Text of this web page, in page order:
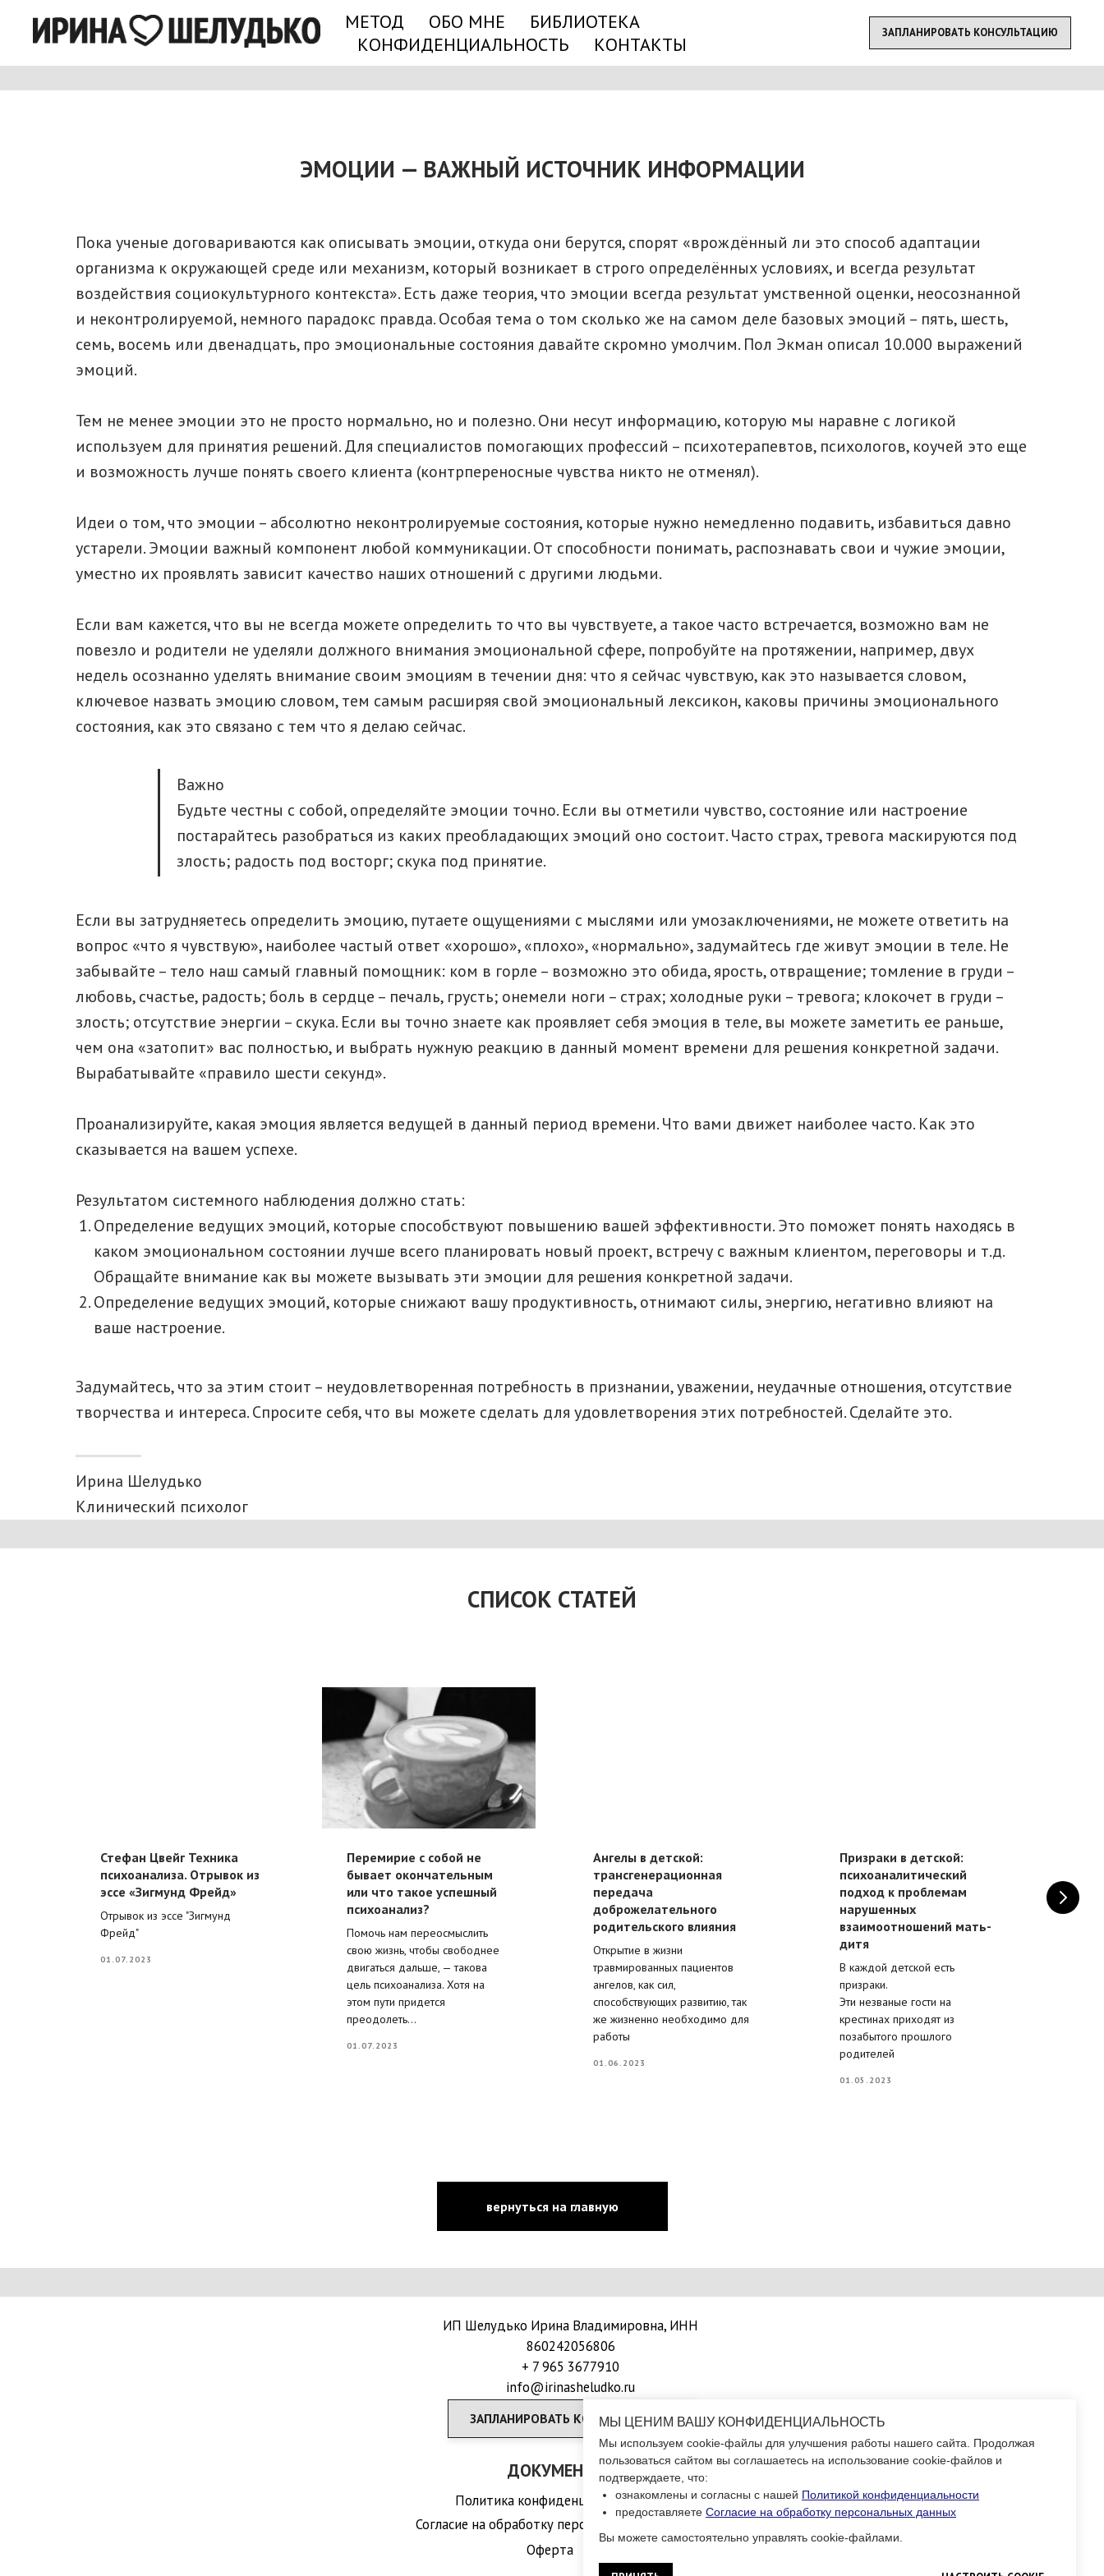
МЕТОД ОБО МНЕ
БИБЛИОТЕКА
КОНФИДЕНЦИАЛЬНОСТЬ
КОНТАКТЫ
ЗАПЛАНИРОВАТЬ КОНСУЛЬТАЦИЮ
ЭМОЦИИ — ВАЖНЫЙ ИСТОЧНИК ИНФОРМАЦИИ
Пока ученые договариваются как описывать эмоции, откуда они берутся, спорят «врождённый ли это способ адаптации
организма к окружающей среде или механизм, который возникает в строго определённых условиях, и всегда результат
воздействия социокультурного контекста». Есть даже теория, что эмоции всегда результат умственной оценки, неосознанной
и неконтролируемой, немного парадокс правда. Особая тема о том сколько же на самом деле базовых эмоций – пять, шесть,
семь, восемь или двенадцать, про эмоциональные состояния давайте скромно умолчим. Пол Экман описал 10.000 выражений
эмоций.
Тем не менее эмоции это не просто нормально, но и полезно. Они несут информацию, которую мы наравне с логикой
используем для принятия решений. Для специалистов помогающих профессий – психотерапевтов, психологов, коучей это еще
и возможность лучше понять своего клиента (контрпереносные чувства никто не отменял).
Идеи о том, что эмоции – абсолютно неконтролируемые состояния, которые нужно немедленно подавить, избавиться давно
устарели. Эмоции важный компонент любой коммуникации. От способности понимать, распознавать свои и чужие эмоции,
уместно их проявлять зависит качество наших отношений с другими людьми.
Если вам кажется, что вы не всегда можете определить то что вы чувствуете, а такое часто встречается, возможно вам не
повезло и родители не уделяли должного внимания эмоциональной сфере, попробуйте на протяжении, например, двух
недель осознанно уделять внимание своим эмоциям в течении дня: что я сейчас чувствую, как это называется словом,
ключевое назвать эмоцию словом, тем самым расширяя свой эмоциональный лексикон, каковы причины эмоционального
состояния, как это связано с тем что я делаю сейчас.
Важно
Будьте честны с собой, определяйте эмоции точно. Если вы отметили чувство, состояние или настроение
постарайтесь разобраться из каких преобладающих эмоций оно состоит. Часто страх, тревога маскируются под
злость; радость под восторг; скука под принятие.
Если вы затрудняетесь определить эмоцию, путаете ощущениями с мыслями или умозаключениями, не можете ответить на
вопрос «что я чувствую», наиболее частый ответ «хорошо», «плохо», «нормально», задумайтесь где живут эмоции в теле. Не
забывайте – тело наш самый главный помощник: ком в горле – возможно это обида, ярость, отвращение; томление в груди –
любовь, счастье, радость; боль в сердце – печаль, грусть; онемели ноги – страх; холодные руки – тревога; клокочет в груди –
злость; отсутствие энергии – скука. Если вы точно знаете как проявляет себя эмоция в теле, вы можете заметить ее раньше,
чем она «затопит» вас полностью, и выбрать нужную реакцию в данный момент времени для решения конкретной задачи.
Вырабатывайте «правило шести секунд».
Проанализируйте, какая эмоция является ведущей в данный период времени. Что вами движет наиболее часто. Как это
сказывается на вашем успехе.
Результатом системного наблюдения должно стать:
Определение ведущих эмоций, которые способствуют повышению вашей эффективности. Это поможет понять находясь в
каком эмоциональном состоянии лучше всего планировать новый проект, встречу с важным клиентом, переговоры и т.д.
Обращайте внимание как вы можете вызывать эти эмоции для решения конкретной задачи.
Определение ведущих эмоций, которые снижают вашу продуктивность, отнимают силы, энергию, негативно влияют на
ваше настроение.
Задумайтесь, что за этим стоит – неудовлетворенная потребность в признании, уважении, неудачные отношения, отсутствие
творчества и интереса. Спросите себя, что вы можете сделать для удовлетворения этих потребностей. Сделайте это.
Ирина Шелудько
Клинический психолог
СПИСОК СТАТЕЙ
Стефан Цвейг Техника
психоанализа. Отрывок из
эссе «Зигмунд Фрейд»
Отрывок из эссе "Зигмунд
Фрейд"
01.07.2023
Перемирие с собой не
бывает окончательным
или что такое успешный
психоанализ?
Помочь нам переосмыслить
свою жизнь, чтобы свободнее
двигаться дальше, — такова
цель психоанализа. Хотя на
этом пути придется
преодолеть...
01.07.2023
Ангелы в детской:
трансгенерационная
передача
доброжелательного
родительского влияния
Открытие в жизни
травмированных пациентов
ангелов, как сил,
способствующих развитию, так
же жизненно необходимо для
работы
01.06.2023
Призраки в детской:
психоаналитический
подход к проблемам
нарушенных
взаимоотношений мать-
дитя
В каждой детской есть
призраки.
Эти незваные гости на
крестинах приходят из
позабытого прошлого
родителей
01.05.2023
вернуться на главную
ДОКУМЕНТЫ
Политика конфиденциальности
Согласие на обработку персональных данных
Оферта
860242056806
© Ирина Шелудько. Сайт сделан на Тильде.
ЗАПЛАНИРОВАТЬ КОНСУЛЬТАЦИЮ
МЫ ЦЕНИМ ВАШУ КОНФИДЕНЦИАЛЬНОСТЬ
Мы используем cookie-файлы для улучшения работы нашего сайта. Продолжая
пользоваться сайтом вы соглашаетесь на использование cookie-файлов и
подтверждаете, что:
ознакомлены и согласны с нашей Политикой конфиденциальности
предоставляете Согласие на обработку персональных данных
Вы можете самостоятельно управлять cookie-файлами.